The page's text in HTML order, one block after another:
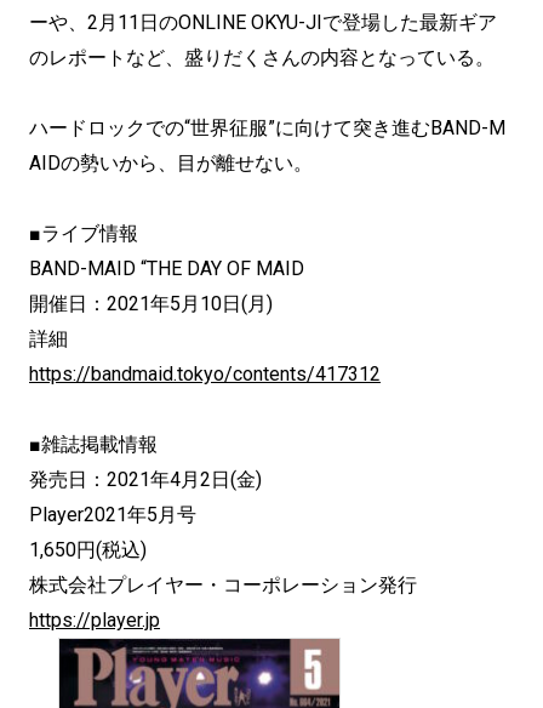
ーや、2月11日のONLINE OKYU-JIで登場した最新ギア
のレポートなど、盛りだくさんの内容となっている。
ハードロックでの“世界征服”に向けて突き進むBAND-M
AIDの勢いから、目が離せない。
■ライブ情報
BAND-MAID “THE DAY OF MAID
開催日：2021年5月10日(月)
詳細
https://bandmaid.tokyo/contents/417312
■雑誌掲載情報
発売日：2021年4月2日(金)
Player2021年5月号
1,650円(税込)
株式会社プレイヤー・コーポレーション発行
https://player.jp